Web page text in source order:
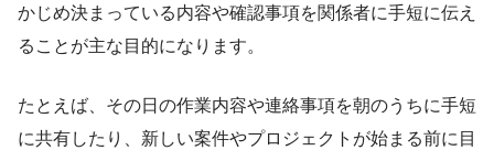
かじめ決まっている内容や確認事項を関係者に手短に伝え
ることが主な目的になります。
たとえば、その日の作業内容や連絡事項を朝のうちに手短
に共有したり、新しい案件やプロジェクトが始まる前に目